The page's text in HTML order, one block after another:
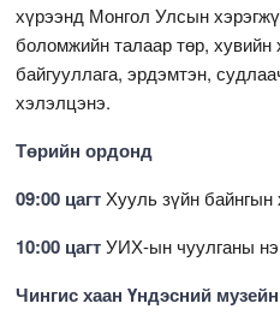
хүрээнд Монгол Улсын
боломжийн талаар төр,
байгууллага, эрдэмтэн,
хэлэлцэнэ.
Төрийн ордонд
09:00 цагт Хууль зүйн байнгын
10:00 цагтУИХ-ын чуулганы
Чингис хаан Үндэсний